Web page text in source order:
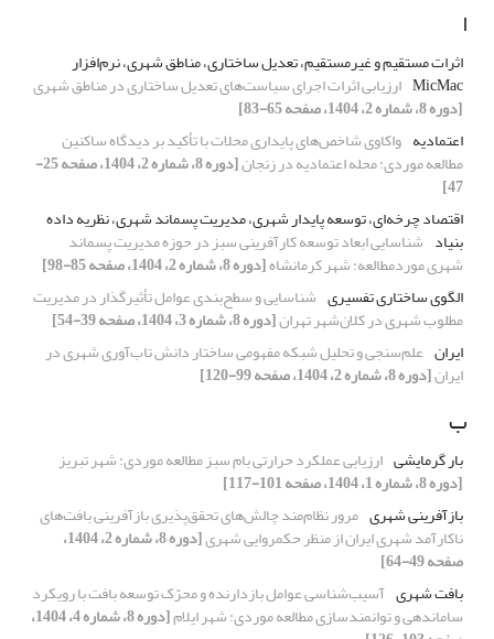
ا
اثرات مستقیم و غیرمستقیم، تعدیل ساختاری، مناطق شهری، نرم‌افزار
MicMac ارزیابی اثرات اجرای سیاست‌های تعدیل ساختاری در مناطق شهری
[دوره 8، شماره 2، 1404، صفحه 65-83]
اعتمادیه واکاوی شاخص‌های پایداری محلات با تأکید بر دیدگاه ساکنین
مطالعه موردی: محله اعتمادیه در زنجان [دوره 8، شماره 2، 1404، صفحه 25-
47]
اقتصاد چرخه‌ای، توسعه پایدار شهری، مدیریت پسماند شهری، نظریه داده
بنیاد شناسایی ابعاد توسعه کارآفرینی سبز در حوزه مدیریت پسماند
شهری موردمطالعه: شهر کرمانشاه[دوره 8، شماره 2، 1404، صفحه 85-98]
الگوی ساختاری تفسیری شناسایی و سطح‌بندی عوامل تأثیرگذار در مدیریت
مطلوب شهری در کلان‌شهر تهران[دوره 8، شماره 3، 1404، صفحه 39-54]
ایران علم‌سنجی و تحلیل شبکه مفهومی ساختار دانش تاب‌آوری شهری در
ایران[دوره 8، شماره 2، 1404، صفحه 99-120]
ب
بار گرمایشی ارزیابی عملکرد حرارتی بام سبز مطالعه موردی: شهر تبریز
[دوره 8، شماره 1، 1404، صفحه 101-117]
بازآفرینی شهری مرور نظام‌مند چالش‌های تحقق‌پذیری بازآفرینی بافت‌های
ناکارآمد شهری ایران از منظر حکمروایی شهری [دوره 8، شماره 2، 1404،
صفحه 49-64]
بافت شهری آسیب‌شناسی عوامل بازدارنده و محرّک توسعه بافت با رویکرد
ساماندهی و توانمندسازی مطالعه موردی: شهر ایلام [دوره 8، شماره 4، 1404،